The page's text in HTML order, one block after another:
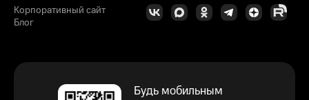
Корпоративный сайт
Блог
Будь мобильным